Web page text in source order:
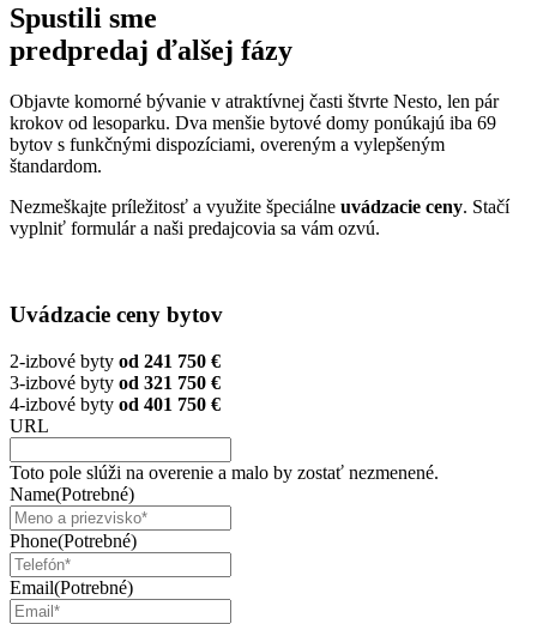
Spustili sme
predpredaj ďalšej fázy
Objavte komorné bývanie v atraktívnej časti štvrte Nesto, len pár
krokov od lesoparku. Dva menšie bytové domy ponúkajú iba 69
bytov s funkčnými dispozíciami, overeným a vylepšeným
štandardom.
Nezmeškajte príležitosť a využite špeciálne uvádzacie ceny. Stačí
vyplniť formulár a naši predajcovia sa vám ozvú.
Uvádzacie ceny bytov
2-izbové byty od 241 750 €
3-izbové byty od 321 750 €
4-izbové byty od 401 750 €
URL
Toto pole slúži na overenie a malo by zostať nezmenené.
Name(Potrebné)
Phone(Potrebné)
Email(Potrebné)